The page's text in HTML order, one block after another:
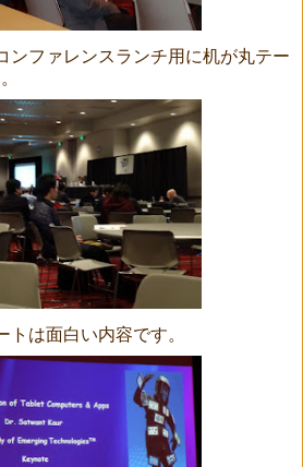
ファレンスランチ用に机が丸テー
は面白い内容です。